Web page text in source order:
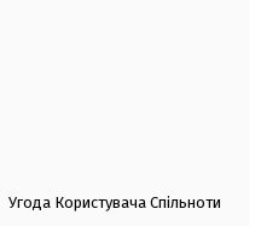
Угода Користувача Спільноти